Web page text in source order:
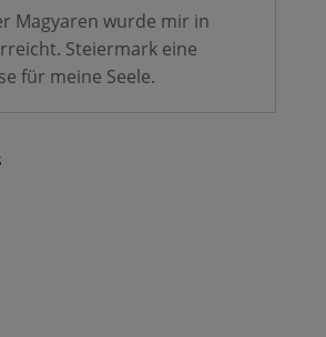
Magyaren wurde mir in
Steiermark eine
für meine Seele.